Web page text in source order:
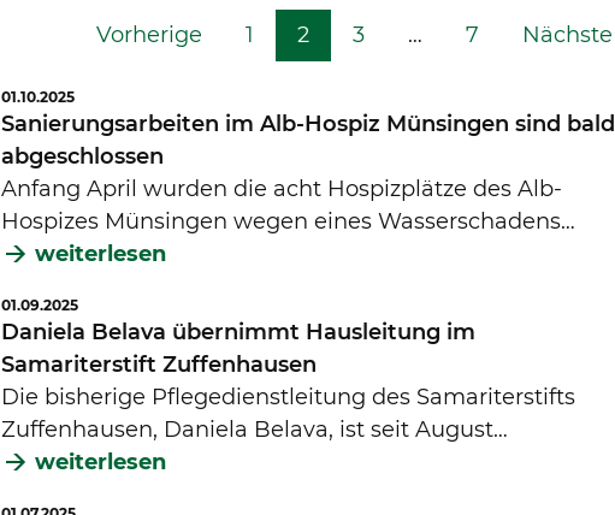
Vorherige 1 2 3 … 7 Nächste
01.10.2025
Sanierungsarbeiten im Alb-Hospiz Münsingen sind bald
abgeschlossen
Anfang April wurden die acht Hospizplätze des Alb-
Hospizes Münsingen wegen eines Wasserschadens…
weiterlesen
01.09.2025
Daniela Belava übernimmt Hausleitung im
Samariterstift Zuffenhausen
Die bisherige Pflegedienstleitung des Samariterstifts
Zuffenhausen, Daniela Belava, ist seit August…
weiterlesen